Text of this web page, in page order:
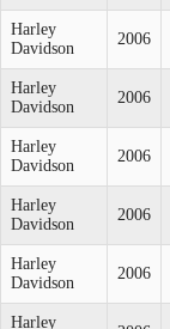
Harley
Davidson
2006
Harley
Davidson
2006
Harley
Davidson
2006
Harley
Davidson
2006
Harley
Davidson
2006
Harley